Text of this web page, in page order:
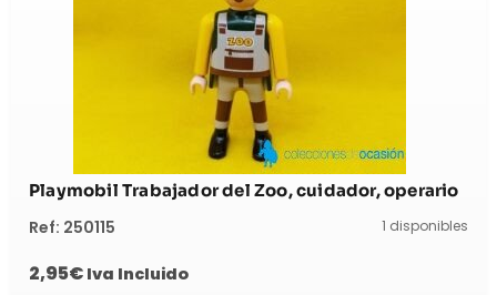
Playmobil Trabajador del Zoo, cuidador, operario
Ref: 250115 1 disponibles
2,95€ Iva Incluido